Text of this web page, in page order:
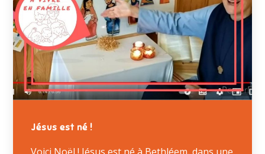
Jésus est né !